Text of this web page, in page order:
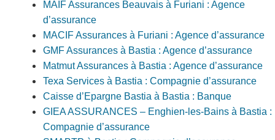
MAIF Assurances Beauvais à Furiani : Agence
d’assurance
MACIF Assurances à Furiani : Agence d’assurance
GMF Assurances à Bastia : Agence d’assurance
Matmut Assurances à Bastia : Agence d’assurance
Texa Services à Bastia : Compagnie d’assurance
Caisse d’Epargne Bastia à Bastia : Banque
GIEA ASSURANCES – Enghien-les-Bains à Bastia :
Compagnie d’assurance